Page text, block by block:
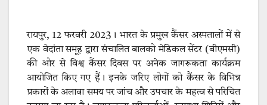
रायपुर, 12 फरवरी 2023। भारत के प्रमुख कैंसर अस्पतालों में से
एक वेदांता समूह द्वारा संचालित बालको मेडिकल सेंटर (बीएमसी)
की ओर से विश्व कैंसर दिवस पर अनेक जागरूकता कार्यक्रम
आयोजित किए गए हैं। इनके जरिए लोगों को कैंसर के विभिन्न
प्रकारों के अलावा समय पर जांच और उपचार के महत्व से परिचित